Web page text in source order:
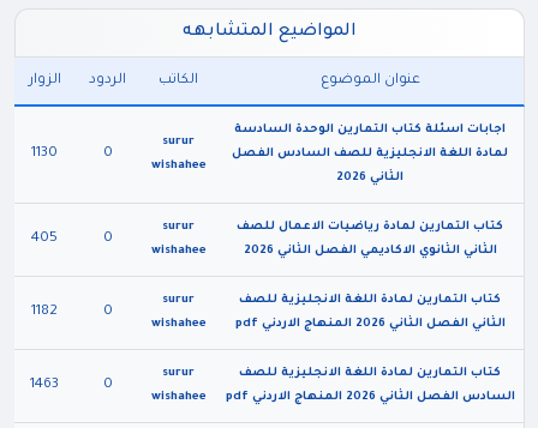
المواضيع المتشابهه
عنوان الموضوع الكاتب الردود الزوار
اجابات اسئلة كتاب التمارين الوحدة السادسة
لمادة اللغة الانجليزية للصف السادس الفصل
الثاني 2026
surur
wishahee
0
1130
كتاب التمارين لمادة رياضيات الاعمال للصف
الثاني الثانوي الاكاديمي الفصل الثاني 2026
surur
wishahee
0
405
كتاب التمارين لمادة اللغة الانجليزية للصف
الثاني الفصل الثاني 2026 المنهاج الاردني pdf
surur
wishahee
0
1182
كتاب التمارين لمادة اللغة الانجليزية للصف
السادس الفصل الثاني 2026 المنهاج الاردني pdf
surur
wishahee
0
1463